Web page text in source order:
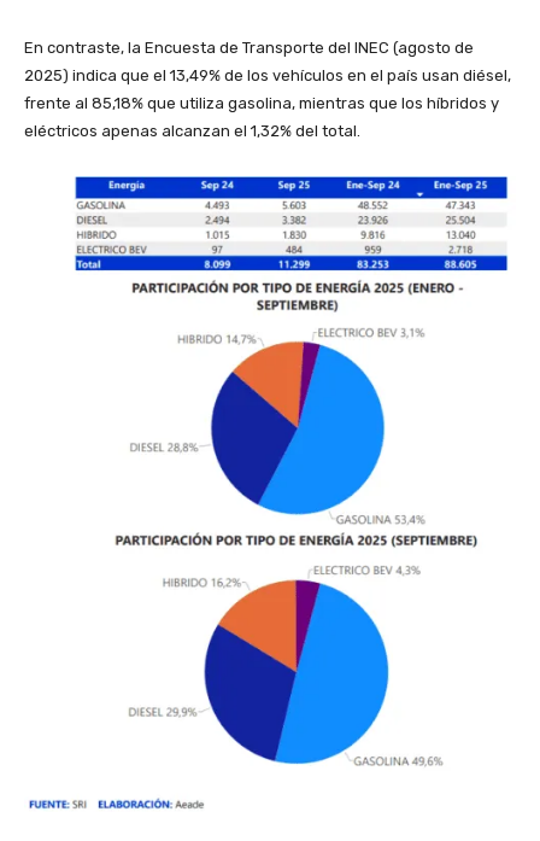
En contraste, la Encuesta de Transporte del INEC (agosto de
2025) indica que el 13,49% de los vehículos en el país usan diésel,
frente al 85,18% que utiliza gasolina, mientras que los híbridos y
eléctricos apenas alcanzan el 1,32% del total.